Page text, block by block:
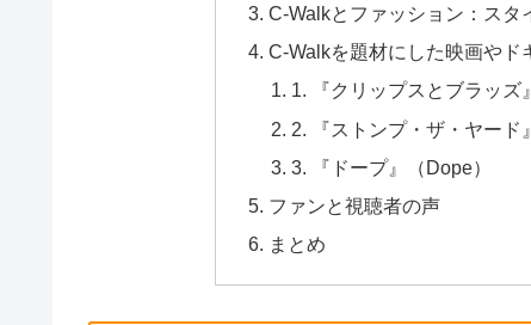
C-Walkとファッション：スタ
C-Walkを題材にした映画やド
1. 『クリップスとブラッズ
2. 『ストンプ・ザ・ヤード
3. 『ドープ』（Dope）
ファンと視聴者の声
まとめ